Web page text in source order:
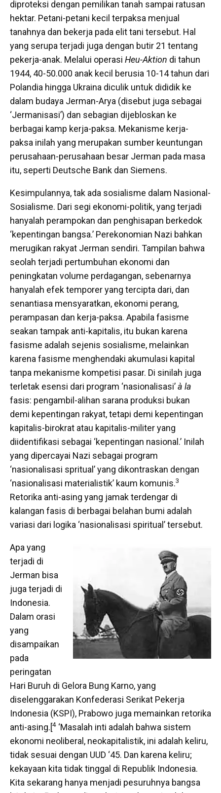
diproteksi dengan pemilikan tanah sampai ratusan
hektar. Petani-petani kecil terpaksa menjual
tanahnya dan bekerja pada elit tani tersebut. Hal
yang serupa terjadi juga dengan butir 21 tentang
pekerja-anak. Melalui operasi Heu-Aktion di tahun
1944, 40-50.000 anak kecil berusia 10-14 tahun dari
Polandia hingga Ukraina diculik untuk dididik ke
dalam budaya Jerman-Arya (disebut juga sebagai
‘Jermanisasi’) dan sebagian dijebloskan ke
berbagai kamp kerja-paksa. Mekanisme kerja-
paksa inilah yang merupakan sumber keuntungan
perusahaan-perusahaan besar Jerman pada masa
itu, seperti Deutsche Bank dan Siemens.
Kesimpulannya, tak ada sosialisme dalam Nasional-
Sosialisme. Dari segi ekonomi-politik, yang terjadi
hanyalah perampokan dan penghisapan berkedok
‘kepentingan bangsa.’ Perekonomian Nazi bahkan
merugikan rakyat Jerman sendiri. Tampilan bahwa
seolah terjadi pertumbuhan ekonomi dan
peningkatan volume perdagangan, sebenarnya
hanyalah efek temporer yang tercipta dari, dan
senantiasa mensyaratkan, ekonomi perang,
perampasan dan kerja-paksa. Apabila fasisme
seakan tampak anti-kapitalis, itu bukan karena
fasisme adalah sejenis sosialisme, melainkan
karena fasisme menghendaki akumulasi kapital
tanpa mekanisme kompetisi pasar. Di sinilah juga
terletak esensi dari program ‘nasionalisasi’à la
fasis: pengambil-alihan sarana produksi bukan
demi kepentingan rakyat, tetapi demi kepentingan
kapitalis-birokrat atau kapitalis-militer yang
diidentifikasi sebagai ‘kepentingan nasional.’ Inilah
yang dipercayai Nazi sebagai program
‘nasionalisasi spritual’ yang dikontraskan dengan
‘nasionalisasi materialistik’ kaum komunis.3
Retorika anti-asing yang jamak terdengar di
kalangan fasis di berbagai belahan bumi adalah
variasi dari logika ‘nasionalisasi spiritual’ tersebut.
Apa yang
terjadi di
Jerman bisa
juga terjadi di
Indonesia.
Dalam orasi
yang
disampaikan
pada
peringatan
Hari Buruh di Gelora Bung Karno, yang
diselenggarakan Konfederasi Serikat Pekerja
Indonesia (KSPI), Prabowo juga memainkan retorika
anti-asing.[4 ‘Masalah inti adalah bahwa sistem
ekonomi neoliberal, neokapitalistik, ini adalah keliru,
tidak sesuai dengan UUD ‘45. Dan karena keliru;
kekayaan kita tidak tinggal di Republik Indonesia.
Kita sekarang hanya menjadi pesuruhnya bangsa